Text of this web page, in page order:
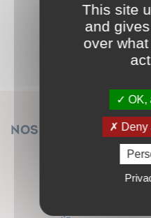
Nos financeurs
This site
and
over
OK,